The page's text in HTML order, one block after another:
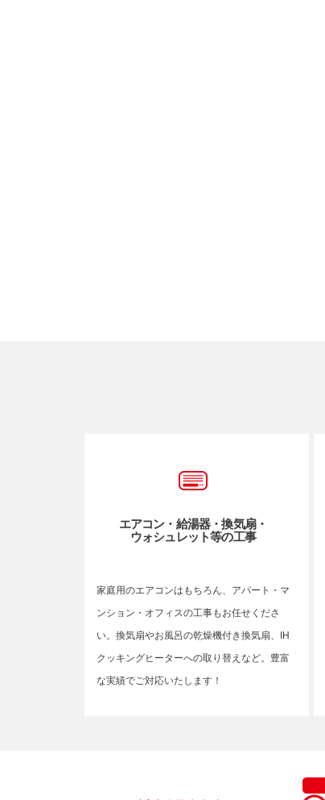
エアコン・給湯器・換気扇・
ウォシュレット等の工事
家庭用のエアコンはもちろん、アパート・マ
ンション・オフィスの工事もお任せくださ
い。換気扇やお風呂の乾燥機付き換気扇、IH
クッキングヒーターへの取り替えなど。豊富
な実績でご対応いたします！